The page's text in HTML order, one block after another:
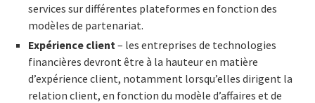
services sur différentes plateformes en fonction des
modèles de partenariat.
Expérience client – les entreprises de technologies
financières devront être à la hauteur en matière
d’expérience client, notamment lorsqu’elles dirigent la
relation client, en fonction du modèle d’affaires et de